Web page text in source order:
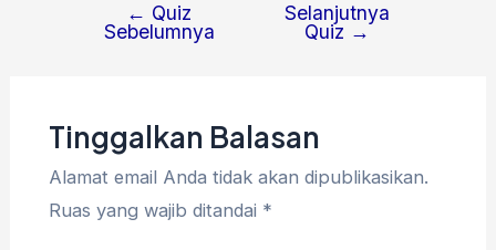
← Quiz
Sebelumnya
Selanjutnya
Quiz →
Tinggalkan Balasan
Alamat email Anda tidak akan dipublikasikan.
Ruas yang wajib ditandai *